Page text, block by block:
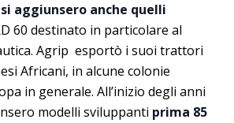
aggiunsero anche quelli
60 destinato in particolare al
Agrip esportò i suoi trattori
Africani, in alcune colonie
in generale. All’inizio degli anni
modelli sviluppanti prima 85